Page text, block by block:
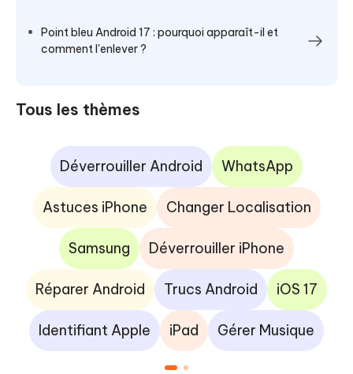
Point bleu Android 17 : pourquoi apparaît-il et
comment l'enlever ?
Tous les thèmes
Déverrouiller Android WhatsApp
Astuces iPhone Changer Localisation
Samsung Déverrouiller iPhone
Réparer Android Trucs Android iOS 17
Identifiant Apple iPad Gérer Musique